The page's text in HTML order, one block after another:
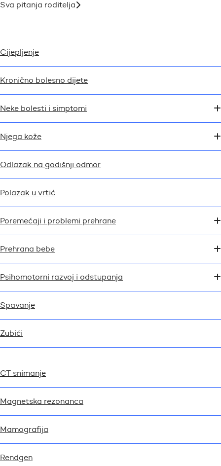
Sva pitanja roditelja
Cijepljenje
Kronično bolesno dijete
Neke bolesti i simptomi
Njega kože
Odlazak na godišnji odmor
Polazak u vrtić
Poremećaji i problemi prehrane
Prehrana bebe
Psihomotorni razvoj i odstupanja
Spavanje
Zubići
CT snimanje
Magnetska rezonanca
Mamografija
Rendgen